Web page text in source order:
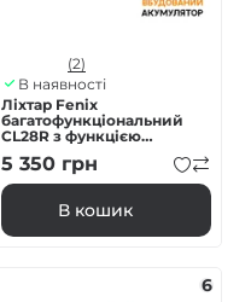
(2)
В наявності
Ліхтар Fenix
багатофункціональний
CL28R з функцією
Powerbank (10 000 mAh)
5 350 грн
В кошик
6